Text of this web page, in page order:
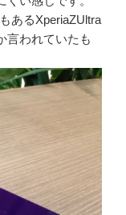
あるXperiaZUltra
言われていたも